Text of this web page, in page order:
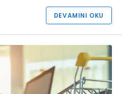
DEVAMINI OKU